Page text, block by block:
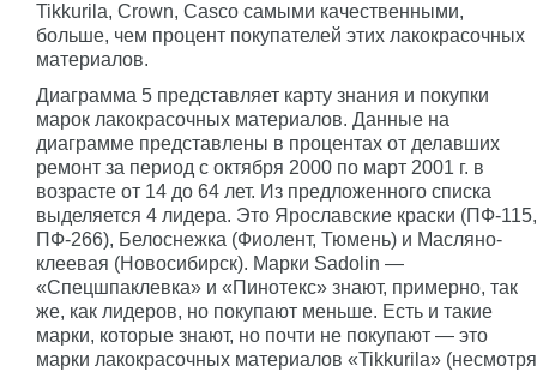
Tikkurila, Crown, Casco самыми качественными,
больше, чем процент покупателей этих лакокрасочных
материалов.
Диаграмма 5 представляет карту знания и покупки
марок лакокрасочных материалов. Данные на
диаграмме представлены в процентах от делавших
ремонт за период с октября 2000 по март 2001 г. в
возрасте от 14 до 64 лет. Из предложенного списка
выделяется 4 лидера. Это Ярославские краски (ПФ-115,
ПФ-266), Белоснежка (Фиолент, Тюмень) и Масляно-
клеевая (Новосибирск). Марки Sadolin —
«Спецшпаклевка» и «Пинотекс» знают, примерно, так
же, как лидеров, но покупают меньше. Есть и такие
марки, которые знают, но почти не покупают — это
марки лакокрасочных материалов «Tikkurila» (несмотря